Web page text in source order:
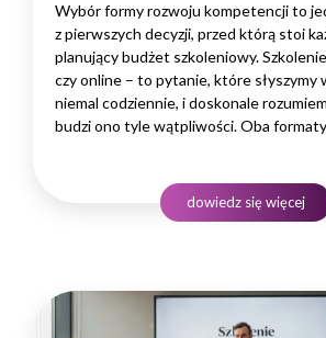
Wybór formy rozwoju kompetencji to
z pierwszych decyzji, przed którą stoi
planujący budżet szkoleniowy.
czy online – to pytanie, które słyszymy
niemal codziennie, i doskonale
budzi ono tyle wątpliwości. Oba
branży i dostępnego budżetu.…
dowiedz się więcej